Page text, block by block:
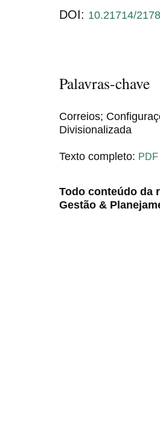
DOI: 10.21714/
Palavras-chave
Correios;
Divisionalizada
Texto completo: PDF
Todo conteúdo da
Gestão &